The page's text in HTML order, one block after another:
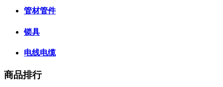
管材管件
锁具
电线电缆
商品排行